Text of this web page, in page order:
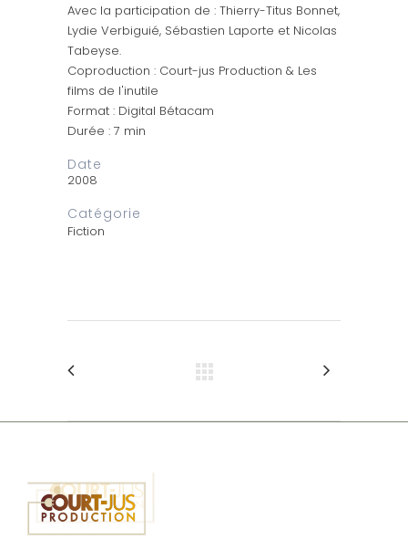
Avec la participation de : Thierry-Titus Bonnet,
Lydie Verbiguié, Sébastien Laporte et Nicolas
Tabeyse.
Coproduction : Court-jus Production & Les
films de l'inutile
Format : Digital Bétacam
Durée : 7 min
Date
2008
Catégorie
Fiction